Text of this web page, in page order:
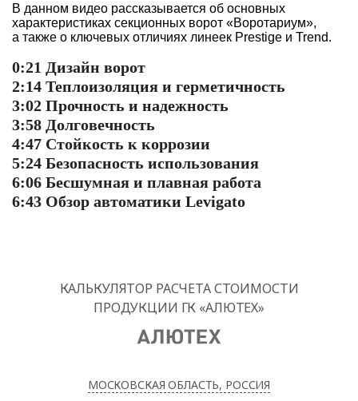
В данном видео рассказывается об основных
характеристиках секционных ворот «Воротариум»,
а также о ключевых отличиях линеек Prestige и Trend.
0:21 Дизайн ворот
2:14 Теплоизоляция и герметичность
3:02 Прочность и надежность
3:58 Долговечность
4:47 Стойкость к коррозии
5:24 Безопасность использования
6:06 Бесшумная и плавная работа
6:43 Обзор автоматики Levigato